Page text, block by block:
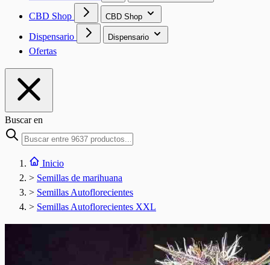
CBD Shop CBD Shop
Dispensario Dispensario
Ofertas
Buscar en
Inicio
> Semillas de marihuana
> Semillas Autoflorecientes
> Semillas Autoflorecientes XXL